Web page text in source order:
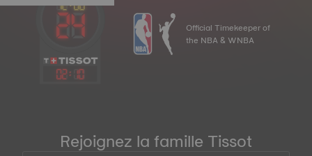
02: 10
Official Timekeeper of
the NBA & WNBA
Rejoignez la famille Tissot